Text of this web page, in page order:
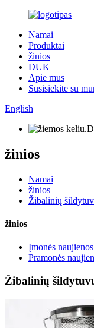
Namai
Produktai
žinios
DUK
Apie mus
Susisiekite su
English
žinios
Namai
žinios
Žibalinių
žinios
Įmonės naujienos
Pramonės
Žibalinių